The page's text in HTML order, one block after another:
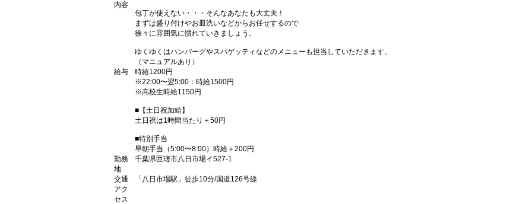
内容
包丁が使えない・・・そんなあなたも大丈夫！
まずは盛り付けやお皿洗いなどからお任せするので
徐々に雰囲気に慣れていきましょう。
ゆくゆくはハンバーグやスパゲッティなどのメニューも担当していただきます。
（マニュアルあり）
給与
時給1200円
※22:00〜翌5:00：時給1500円
※高校生時給1150円
■【土日祝加給】
土日祝は1時間当たり＋50円
■特別手当
早朝手当（5:00〜8:00）時給＋200円
勤務
地
千葉県匝瑳市八日市場イ527-1
交通
アク
セス
「八日市場駅」徒歩10分/国道126号線